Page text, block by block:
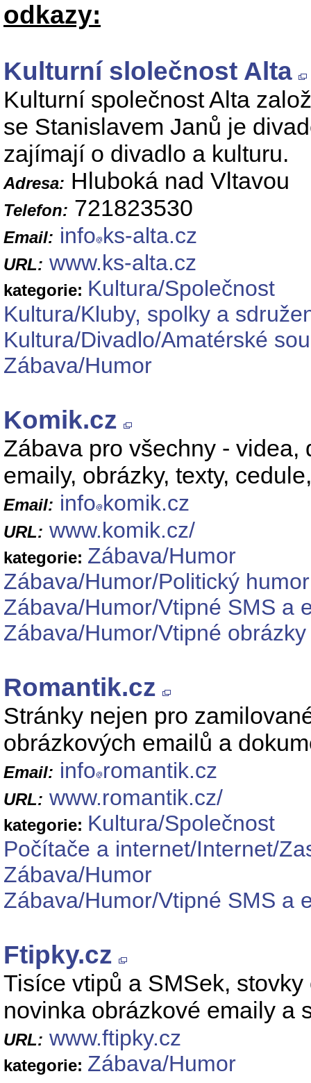
odkazy:
Kulturní slolečnost Alta
Kulturní společnost Alta
se Stanislavem Janů je
zajímají o divadlo a kulturu.
Adresa: Hluboká nad Vltavou
Telefon: 721823530
Email: info ks-alta.cz
URL: www.ks-alta.cz
kategorie: Kultura/Společnost
Kultura/Kluby, spolky a
Kultura/Divadlo/Amatérské
Zábava/Humor
Komik.cz
Zábava pro všechny - videa,
emaily, obrázky, texty,
Email: info komik.cz
URL: www.komik.cz/
kategorie: Zábava/Humor
Zábava/Humor/Politický humor
Zábava/Humor/Vtipné SMS a
Zábava/Humor/Vtipné obrázky
Romantik.cz
Stránky nejen pro
obrázkových emailů a
Email: info romantik.cz
URL: www.romantik.cz/
kategorie: Kultura/Společnost
Počítače a internet/Internet/
Zábava/Humor
Zábava/Humor/Vtipné SMS a
Ftipky.cz
Tisíce vtipů a SMSek,
novinka obrázkové emaily a
URL: www.ftipky.cz
kategorie: Zábava/Humor